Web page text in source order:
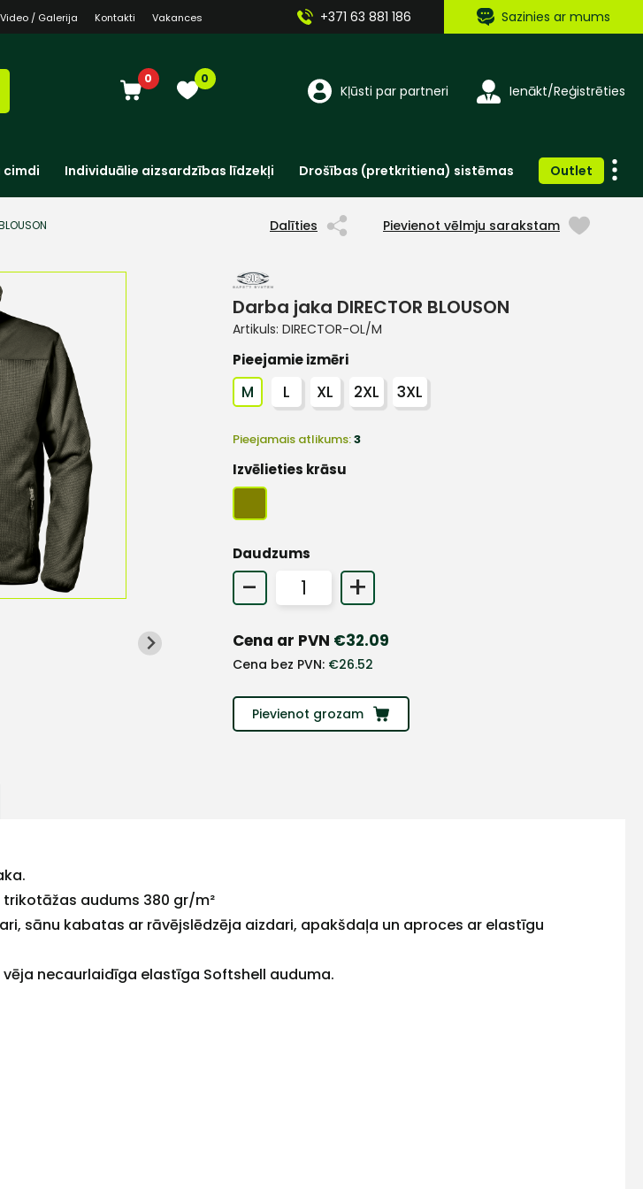
Video / Galerija Kontakti Vakances +371 63 881 186 Sazinies ar mums
0 0
Kļūsti par partneri Ienākt/Reģistrēties
cimdi Individuālie aizsardzības līdzekļi Drošības (pretkritiena) sistēmas Outlet
Dalīties Pievienot vēlmju sarakstam
Darba jaka DIRECTOR BLOUSON
Artikuls: DIRECTOR-OL/M
Pieejamie izmēri
M L XL 2XL 3XL
Pieejamais atlikums:3
Izvēlieties krāsu
Daudzums
- +
Cena ar PVN €32.09
Cena bez PVN: €26.52
Pievienot grozam
audums 380 gr/m²
sānu kabatas ar rāvējslēdzēja aizdari, apakšdaļa un aproces ar elastīgu
necaurlaidīga elastīga Softshell auduma.